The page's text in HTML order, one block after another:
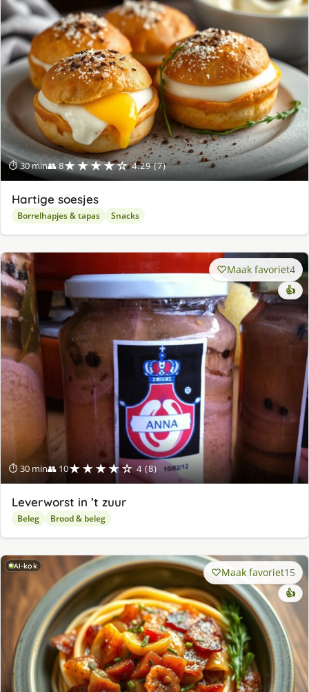
⏱ 30 min👥 8★★★★☆ 4.29 (7)
Hartige soesjes
Borrelhapjes & tapas Snacks
⏱ 30 min👥 10★★★★☆ 4 (8)
Maak favoriet4
👍
Leverworst in ’t zuur
Beleg Brood & beleg
AI-kok Maak favoriet15
👍